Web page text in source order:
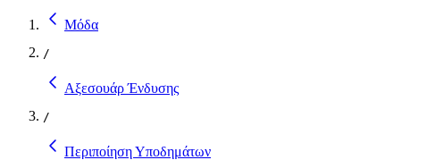
Μόδα
/
Αξεσουάρ Ένδυσης
/
Περιποίηση Υποδημάτων